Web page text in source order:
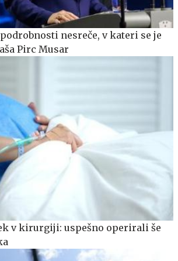
nesreče, v kateri se je
Pirc Musar
v kirurgiji: uspešno operirali še